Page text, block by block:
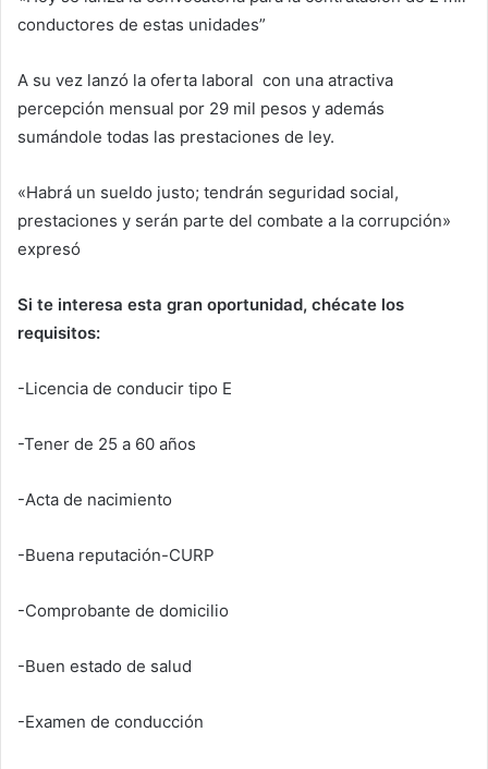
conductores de estas unidades”
A su vez lanzó la oferta laboral con una atractiva
percepción mensual por 29 mil pesos y además
sumándole todas las prestaciones de ley.
«Habrá un sueldo justo; tendrán seguridad social,
prestaciones y serán parte del combate a la corrupción»
expresó
Si te interesa esta gran oportunidad, chécate los
requisitos:
-Licencia de conducir tipo E
-Tener de 25 a 60 años
-Acta de nacimiento
-Buena reputación-CURP
-Comprobante de domicilio
-Buen estado de salud
-Examen de conducción